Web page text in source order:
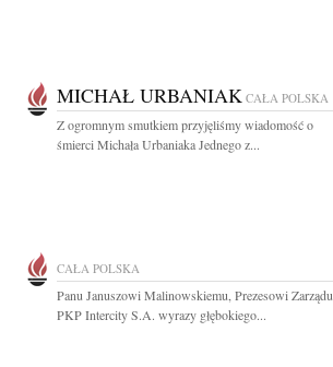
MICHAŁ URBANIAK CAŁA POLSKA
Z ogromnym smutkiem przyjęliśmy wiadomość o
śmierci Michała Urbaniaka Jednego z...
CAŁA POLSKA
Panu Januszowi Malinowskiemu, Prezesowi Zarządu
PKP Intercity S.A. wyrazy głębokiego...